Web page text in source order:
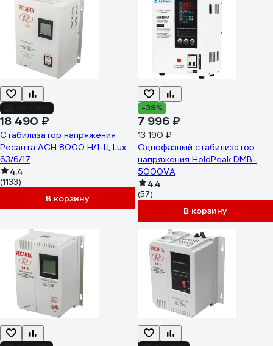
18 490 ₽
Стабилизатор напряжения
Ресанта АСН 8000 Н/1-Ц Lux
63/6/17
4.4
(1133)
В корзину
-39%
7 996 ₽
13 190 ₽
Однофазный стабилизатор
напряжения HoldPeak DMB-
5000VA
4.4
(57)
В корзину